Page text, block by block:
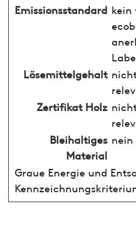
Emissionsstandard kein
Lösemittelgehalt
Zertifikat Holz
Bleihaltiges
Material
nein
Graue Energie und